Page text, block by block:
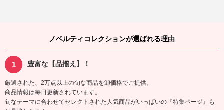
ノベルティコレクションが選ばれる理由
豊富な【品揃え】！
厳選された、2万点以上の旬な商品を卸価格でご提供。
商品情報は毎日更新されています。
旬なテーマに合わせてセレクトされた人気商品がいっぱいの『特集ページ』も